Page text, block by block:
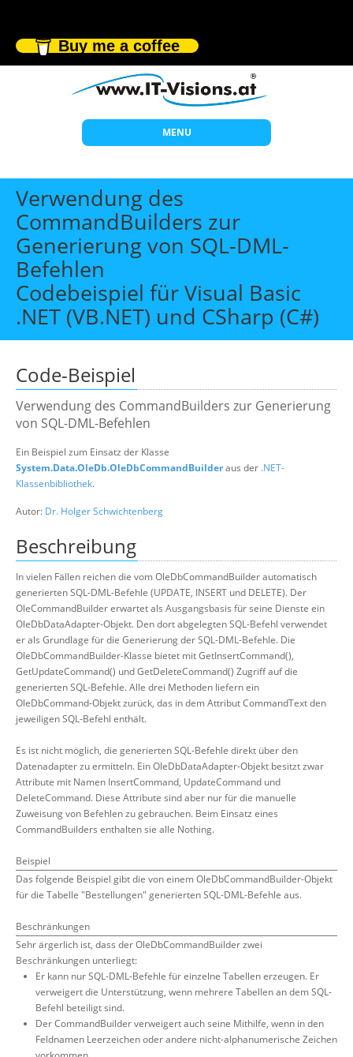
Buy me a coffee
MENU
Start
Themen
Individuelle Schulungen
Offene Seminare
Wissen
Suche
Verwendung des
CommandBuilders zur
Generierung von SQL-DML-
Befehlen
Codebeispiel für Visual Basic
.NET (VB.NET) und CSharp (C#)
Code-Beispiel
Verwendung des CommandBuilders zur Generierung
von SQL-DML-Befehlen
Ein Beispiel zum Einsatz der Klasse
System.Data.OleDb.OleDbCommandBuilderaus der .NET-
Klassenbibliothek.
Autor: Dr. Holger Schwichtenberg
Beschreibung
In vielen Fällen reichen die vom OleDbCommandBuilder automatisch
generierten SQL-DML-Befehle (UPDATE, INSERT und DELETE). Der
OleCommandBuilder erwartet als Ausgangsbasis für seine Dienste ein
OleDbDataAdapter-Objekt. Den dort abgelegten SQL-Befehl verwendet
er als Grundlage für die Generierung der SQL-DML-Befehle. Die
OleDbCommandBuilder-Klasse bietet mit GetInsertCommand(),
GetUpdateCommand() und GetDeleteCommand() Zugriff auf die
generierten SQL-Befehle. Alle drei Methoden liefern ein
OleDbCommand-Objekt zurück, das in dem Attribut CommandText den
jeweiligen SQL-Befehl enthält.
Es ist nicht möglich, die generierten SQL-Befehle direkt über den
Datenadapter zu ermitteln. Ein OleDbDataAdapter-Objekt besitzt zwar
Attribute mit Namen InsertCommand, UpdateCommand und
DeleteCommand. Diese Attribute sind aber nur für die manuelle
Zuweisung von Befehlen zu gebrauchen. Beim Einsatz eines
CommandBuilders enthalten sie alle Nothing.
Beispiel
Das folgende Beispiel gibt die von einem OleDbCommandBuilder-Objekt
für die Tabelle "Bestellungen" generierten SQL-DML-Befehle aus.
Beschränkungen
Sehr ärgerlich ist, dass der OleDbCommandBuilder zwei
Beschränkungen unterliegt:
Er kann nur SQL-DML-Befehle für einzelne Tabellen erzeugen. Er
verweigert die Unterstützung, wenn mehrere Tabellen an dem SQL-
Befehl beteiligt sind.
Der CommandBuilder verweigert auch seine Mithilfe, wenn in den
Feldnamen Leerzeichen oder andere nicht-alphanumerische Zeichen